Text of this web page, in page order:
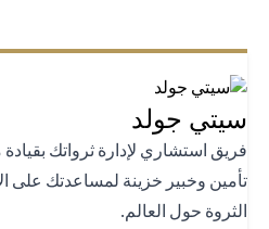
جولد
استشاري لإدارة ثرواتك بقيادة
وخبير خزينة لمساعدتك على
حول العالم.